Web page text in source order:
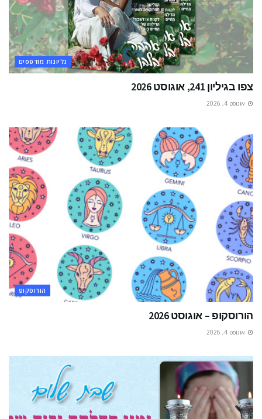
גליונות מודפסים
צפו בגיליון 241, אוגוסט 2026
אוגוסט 4, 2026
הורוסקופ
הורוסקופ – אוגוסט 2026
אוגוסט 4, 2026